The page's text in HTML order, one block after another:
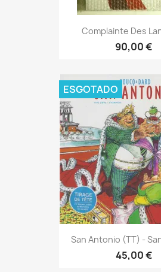
Complainte Des
90,00 €
San Antonio (TT) -
45,00 €
ESGOTADO